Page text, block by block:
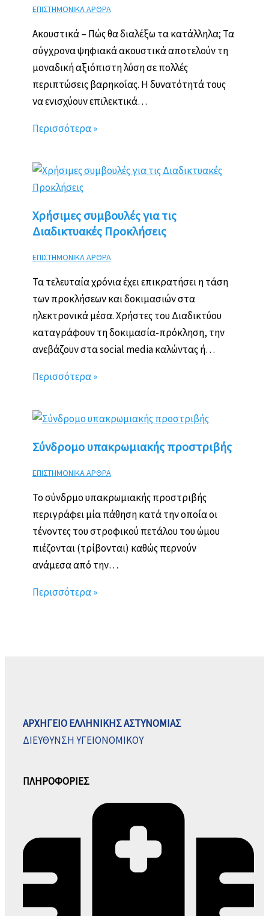
ΕΠΙΣΤΗΜΟΝΙΚΑ ΑΡΘΡΑ
Ακουστικά – Πώς θα διαλέξω τα κατάλληλα; Τα
σύγχρονα ψηφιακά ακουστικά αποτελούν τη
μοναδική αξιόπιστη λύση σε πολλές
περιπτώσεις βαρηκοΐας. Η δυνατότητά τους
να ενισχύουν επιλεκτικά…
Περισσότερα »
Χρήσιμες συμβουλές για τις
Διαδικτυακές Προκλήσεις
ΕΠΙΣΤΗΜΟΝΙΚΑ ΑΡΘΡΑ
Τα τελευταία χρόνια έχει επικρατήσει η τάση
των προκλήσεων και δοκιμασιών στα
ηλεκτρονικά μέσα. Χρήστες του Διαδικτύου
καταγράφουν τη δοκιμασία-πρόκληση, την
ανεβάζουν στα social media καλώντας ή…
Περισσότερα »
Σύνδρομο υπακρωμιακής προστριβής
ΕΠΙΣΤΗΜΟΝΙΚΑ ΑΡΘΡΑ
Το σύνδρμο υπακρωμιακής προστριβής
περιγράφει μία πάθηση κατά την οποία οι
τένοντες του στροφικού πετάλου του ώμου
πιέζονται (τρίβονται) καθώς περνούν
ανάμεσα από την…
Περισσότερα »
ΑΡΧΗΓΕΙΟ ΕΛΛΗΝΙΚΗΣ ΑΣΤΥΝΟΜΙΑΣ
ΔΙΕΥΘΥΝΣΗ ΥΓΕΙΟΝΟΜΙΚΟΥ
ΠΛΗΡΟΦΟΡΙΕΣ